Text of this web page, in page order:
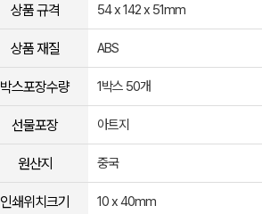
상품 규격 54 x 142 x 51mm
상품 재질 ABS
박스포장수량 1박스 50개
선물포장 아트지
원산지 중국
인쇄위치크기 10 x 40mm